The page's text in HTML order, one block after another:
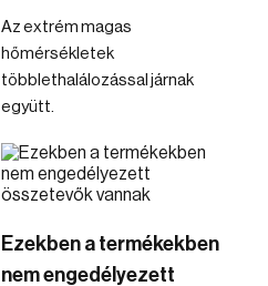
Az extrém magas
hőmérsékletek
többlethalálozással járnak
együtt.
Ezekben a termékekben
nem engedélyezett